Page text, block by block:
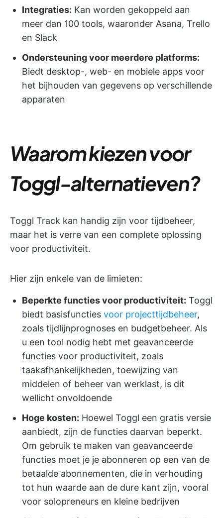
Integraties: Kan worden gekoppeld aan
meer dan 100 tools, waaronder Asana, Trello
en Slack
Ondersteuning voor meerdere platforms:
Biedt desktop-, web- en mobiele apps voor
het bijhouden van gegevens op verschillende
apparaten
Waarom kiezen voor
Toggl-alternatieven?
Toggl Track kan handig zijn voor tijdbeheer,
maar het is verre van een complete oplossing
voor productiviteit.
Hier zijn enkele van de limieten:
Beperkte functies voor productiviteit: Toggl
biedt basisfuncties voor projecttijdbeheer,
zoals tijdlijnprognoses en budgetbeheer. Als
u een tool nodig hebt met geavanceerde
functies voor productiviteit, zoals
taakafhankelijkheden, toewijzing van
middelen of beheer van werklast, is dit
wellicht onvoldoende
Hoge kosten: Hoewel Toggl een gratis versie
aanbiedt, zijn de functies daarvan beperkt.
Om gebruik te maken van geavanceerde
functies moet je je abonneren op een van de
betaalde abonnementen, die in verhouding
tot hun waarde aan de dure kant zijn, vooral
voor solopreneurs en kleine bedrijven